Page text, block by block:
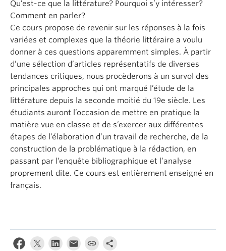
About
Qu’est-ce que la littérature? Pourquoi s’y intéresser?
Comment en parler?
Ce cours propose de revenir sur les réponses à la fois
variées et complexes que la théorie littéraire a voulu
donner à ces questions apparemment simples. À partir
d’une sélection d’articles représentatifs de diverses
tendances critiques, nous procèderons à un survol des
principales approches qui ont marqué l’étude de la
littérature depuis la seconde moitié du 19e siècle. Les
étudiants auront l’occasion de mettre en pratique la
matière vue en classe et de s’exercer aux différentes
étapes de l’élaboration d’un travail de recherche, de la
construction de la problématique à la rédaction, en
passant par l’enquête bibliographique et l’analyse
proprement dite. Ce cours est entièrement enseigné en
français.